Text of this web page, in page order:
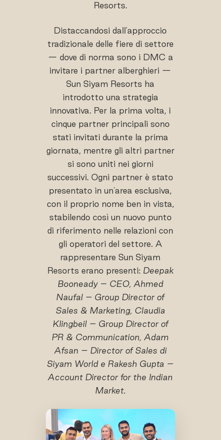
Resorts.
Distaccandosi dall'approccio
tradizionale delle fiere di settore
— dove di norma sono i DMC a
invitare i partner alberghieri —
Sun Siyam Resorts ha
introdotto una strategia
innovativa. Per la prima volta, i
cinque partner principali sono
stati invitati durante la prima
giornata, mentre gli altri partner
si sono uniti nei giorni
successivi. Ogni partner è stato
presentato in un'area esclusiva,
con il proprio nome ben in vista,
stabilendo così un nuovo punto
di riferimento nelle relazioni con
gli operatori del settore. A
rappresentare Sun Siyam
Resorts erano presenti: Deepak
Booneady – CEO, Ahmed
Naufal – Group Director of
Sales & Marketing, Claudia
Klingbeil – Group Director of
PR & Communication,Adam
Afsan – Director of Sales di
Siyam World eRakesh Gupta –
Account Director for the Indian
Market.